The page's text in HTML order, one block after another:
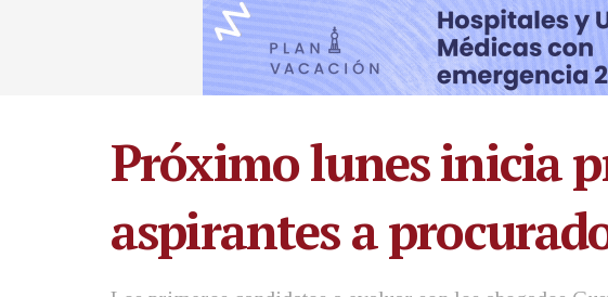
Próximo lunes inicia
aspirantes a